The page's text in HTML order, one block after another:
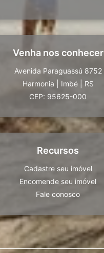
Venha nos conhecer
Avenida Paraguassú 8752
Harmonia
Imbé
RS
CEP: 95625-000
Recursos
Cadastre seu imóvel
Encomende seu imóvel
Fale conosco